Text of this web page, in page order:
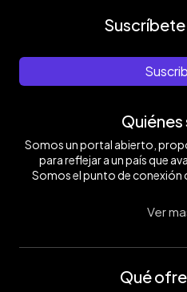
Somos un portal abierto,
para reflejar a un país que
Somos el punto de conexión
Ver
Qué